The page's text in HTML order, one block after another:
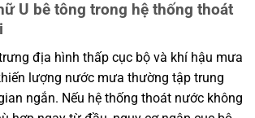
U bê tông trong hệ thống thoát
địa hình thấp cục bộ và khí hậu mưa
lượng nước mưa thường tập trung
ngắn. Nếu hệ thống thoát nước không